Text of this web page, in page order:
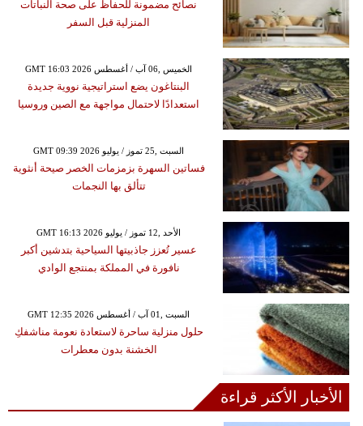
نصائح مضمونة للحفاظ على صحة النباتات
المنزلية قبل السفر
GMT 16:03 2026 الخميس ,06 آب / أغسطس
البنتاغون يضع استراتيجية نووية جديدة
استعدادًا لاحتمال مواجهة مع الصين وروسيا
GMT 09:39 2026 السبت ,25 تموز / يوليو
فساتين السهرة بزمزمات الخصر صيحة أنثوية
تتألق بها النجمات
GMT 16:13 2026 الأحد ,12 تموز / يوليو
عسير تُعزز جاذبيتها السياحية بتدشين أكبر
نافورة في المملكة بمنتجع الوادي
GMT 12:35 2026 السبت ,01 آب / أغسطس
حلول منزلية ساحرة لاستعادة نعومة مناشفكِ
الخشنة بدون معطرات
الأخبار الأكثر قراءة